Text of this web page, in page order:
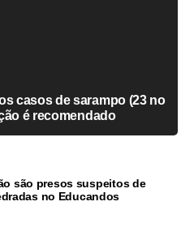
casos de sarampo (23 no
é recomendado
são presos suspeitos de
no Educandos